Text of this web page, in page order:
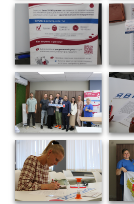
Будущим сотрудникам
СФТИ НИЯУ МИФИ
Спецкафедра УРФУ
Школа молодого
Новый Снежинск
Оформление анкетного
- ВНИИТФ
Профессиональное
Практика для студентов